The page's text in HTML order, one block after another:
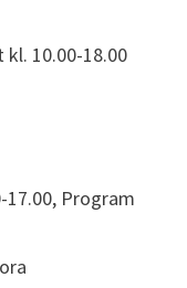
10.00-18.00
17.00, Program